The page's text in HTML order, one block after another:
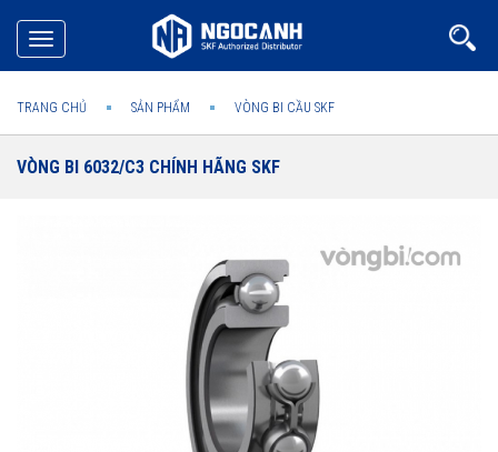
Toggle
navigation
TRANG CHỦ SẢN PHẨM VÒNG BI CẦU SKF
VÒNG BI 6032/C3 CHÍNH HÃNG SKF